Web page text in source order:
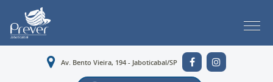
Av. Bento Vieira, 194 - Jaboticabal/SP